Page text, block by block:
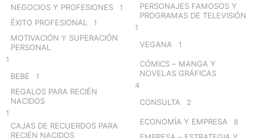
NEGOCIOS Y PROFESIONES 1
ÉXITO PROFESIONAL 1
MOTIVACIÓN Y SUPERACIÓN
PERSONAL
1
BEBÉ 1
REGALOS PARA RECIÉN
NACIDOS
1
CAJAS DE RECUERDOS PARA
RECIÉN NACIDOS
PERSONAJES FAMOSOS Y
PROGRAMAS DE TELEVISIÓN
1
VEGANA 1
CÓMICS – MANGA Y
NOVELAS GRÁFICAS
4
CONSULTA 2
ECONOMÍA Y EMPRESA 8